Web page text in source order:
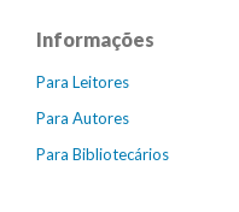
Informações
Para Leitores
Para Autores
Para Bibliotecários